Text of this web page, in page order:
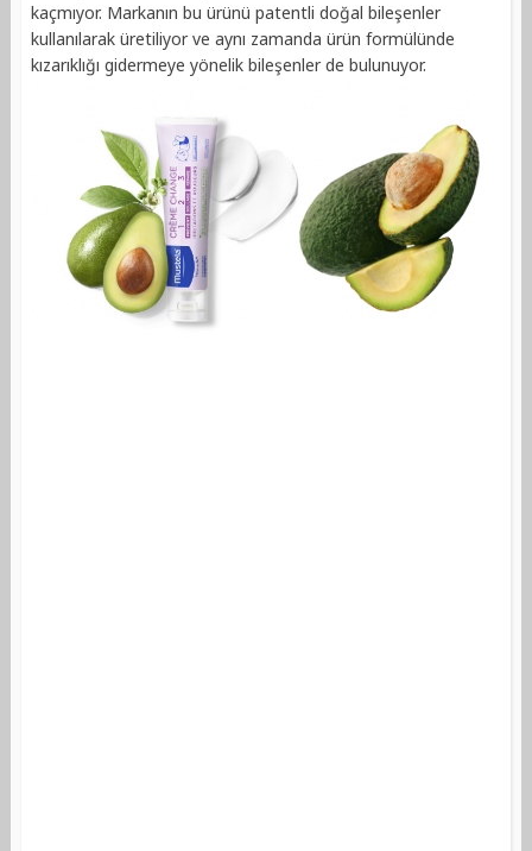
kaçmıyor. Markanın bu ürünü patentli doğal bileşenler
kullanılarak üretiliyor ve aynı zamanda ürün formülünde
kızarıklığı gidermeye yönelik bileşenler de bulunuyor.